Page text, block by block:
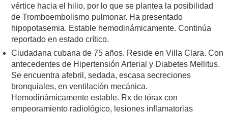
vértice hacia el hilio, por lo que se plantea la posibilidad
de Tromboembolismo pulmonar. Ha presentado
hipopotasemia. Estable hemodinámicamente. Continúa
reportado en estado crítico.
Ciudadana cubana de 75 años. Reside en Villa Clara. Con
antecedentes de Hipertensión Arterial y Diabetes Mellitus.
Se encuentra afebril, sedada, escasa secreciones
bronquiales, en ventilación mecánica.
Hemodinámicamente estable. Rx de tórax con
empeoramiento radiológico, lesiones inflamatorias